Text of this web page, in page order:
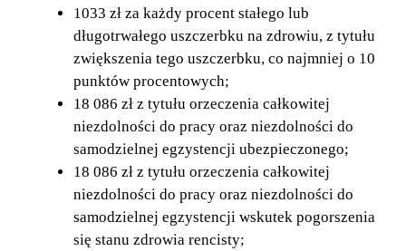
1033 zł za każdy procent stałego lub
długotrwałego uszczerbku na zdrowiu, z tytułu
zwiększenia tego uszczerbku, co najmniej o 10
punktów procentowych;
18 086 zł z tytułu orzeczenia całkowitej
niezdolności do pracy oraz niezdolności do
samodzielnej egzystencji ubezpieczonego;
18 086 zł z tytułu orzeczenia całkowitej
niezdolności do pracy oraz niezdolności do
samodzielnej egzystencji wskutek pogorszenia
się stanu zdrowia rencisty;